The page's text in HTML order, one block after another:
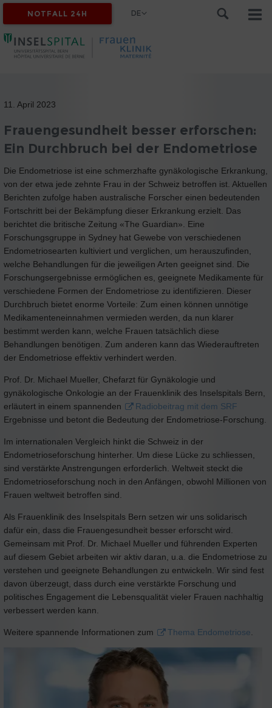
NOTFALL 24H DE
11. April 2023
Frauengesundheit besser erforschen:
Ein Durchbruch bei der Endometriose
Die Endometriose ist eine schmerzhafte gynäkologische Erkrankung,
von der etwa jede zehnte Frau in der Schweiz betroffen ist. Aktuellen
Berichten zufolge haben australische Forscher einen bedeutenden
Fortschritt bei der Bekämpfung dieser Erkrankung erzielt. Das
berichtet die britische Zeitung «The Guardian». Eine
Forschungsgruppe in Sydney hat Gewebe von verschiedenen
Endometriosearten kultiviert und verglichen, um herauszufinden,
welche Behandlungen für die jeweiligen Arten geeignet sind. Die
Forschungsergebnisse ermöglichen es, geeignete Medikamente für
verschiedene Formen der Endometriose zu identifizieren. Dieser
Durchbruch bietet enorme Vorteile: Zum einen können unnötige
Medikamenteneinnahmen vermieden werden, da nun klarer
bestimmt werden kann, welche Frauen tatsächlich diese
Behandlungen benötigen. Zum anderen kann das Wiederauftreten
der Endometriose effektiv verhindert werden.
Prof. Dr. Michael Mueller, Chefarzt für Gynäkologie und
gynäkologische Onkologie an der Frauenklinik des Inselspitals Bern,
erläutert in einem spannenden
Radiobeitrag mit dem SRF
Ergebnisse und betont die Bedeutung der Endometriose-Forschung.
Im internationalen Vergleich hinkt die Schweiz in der
Endometrioseforschung hinterher. Um diese Lücke zu schliessen,
sind verstärkte Anstrengungen erforderlich. Weltweit steckt die
Endometrioseforschung noch in den Anfängen, obwohl Millionen von
Frauen weltweit betroffen sind.
Als Frauenklinik des Inselspitals Bern setzen wir uns solidarisch
dafür ein, dass die Frauengesundheit besser erforscht wird.
Gemeinsam mit Prof. Dr. Michael Mueller und führenden Experten
auf diesem Gebiet arbeiten wir aktiv daran, u.a. die Endometriose zu
verstehen und geeignete Behandlungen zu entwickeln. Wir sind fest
davon überzeugt, dass durch eine verstärkte Forschung und
politisches Engagement die Lebensqualität vieler Frauen nachhaltig
verbessert werden kann.
Weitere spannende Informationen zum Thema Endometriose